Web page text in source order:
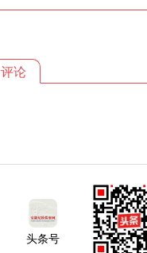
评论
头条号